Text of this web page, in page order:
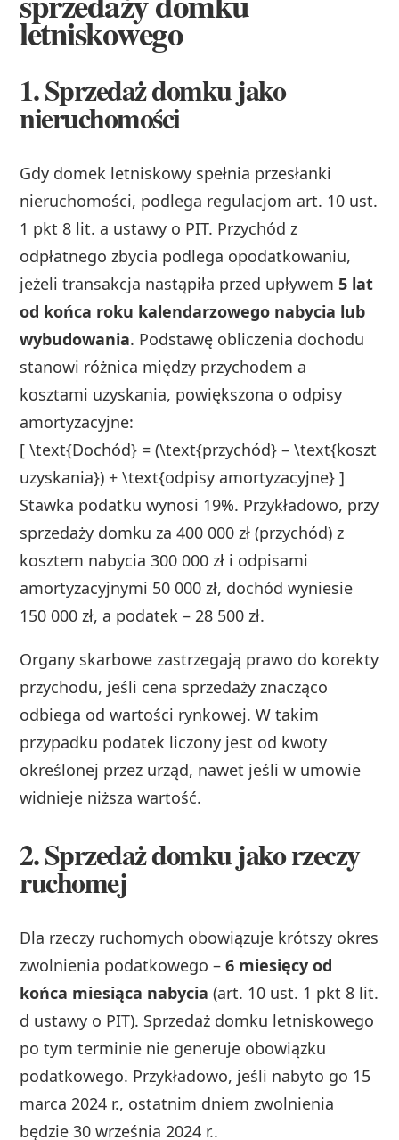
letniskowego
1. Sprzedaż domku jako
nieruchomości
Gdy domek letniskowy spełnia przesłanki
nieruchomości, podlega regulacjom art. 10 ust.
1 pkt 8 lit. a ustawy o PIT. Przychód z
odpłatnego zbycia podlega opodatkowaniu,
jeżeli transakcja nastąpiła przed upływem5 lat
od końca roku kalendarzowego nabycia lub
wybudowania. Podstawę obliczenia dochodu
stanowi różnica między przychodem a
kosztami uzyskania, powiększona o odpisy
amortyzacyjne:
[ \text{Dochód} = (\text{przychód} – \text{koszt
uzyskania}) + \text{odpisy amortyzacyjne} ]
Stawka podatku wynosi 19%. Przykładowo, przy
sprzedaży domku za 400 000 zł (przychód) z
kosztem nabycia 300 000 zł i odpisami
amortyzacyjnymi 50 000 zł, dochód wyniesie
150 000 zł, a podatek – 28 500 zł.
Organy skarbowe zastrzegają prawo do korekty
przychodu, jeśli cena sprzedaży znacząco
odbiega od wartości rynkowej. W takim
przypadku podatek liczony jest od kwoty
określonej przez urząd, nawet jeśli w umowie
widnieje niższa wartość.
2. Sprzedaż domku jako rzeczy
ruchomej
Dla rzeczy ruchomych obowiązuje krótszy okres
zwolnienia podatkowego –6 miesięcy od
końca miesiąca nabycia (art. 10 ust. 1 pkt 8 lit.
d ustawy o PIT). Sprzedaż domku letniskowego
po tym terminie nie generuje obowiązku
podatkowego. Przykładowo, jeśli nabyto go 15
marca 2024 r., ostatnim dniem zwolnienia
będzie 30 września 2024 r..